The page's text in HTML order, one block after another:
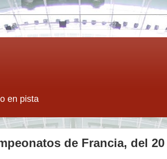
en pista
de Francia, del